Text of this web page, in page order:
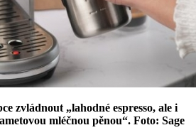
zvládnout „lahodné espresso, ale i
mléčnou pěnou“. Foto: Sage